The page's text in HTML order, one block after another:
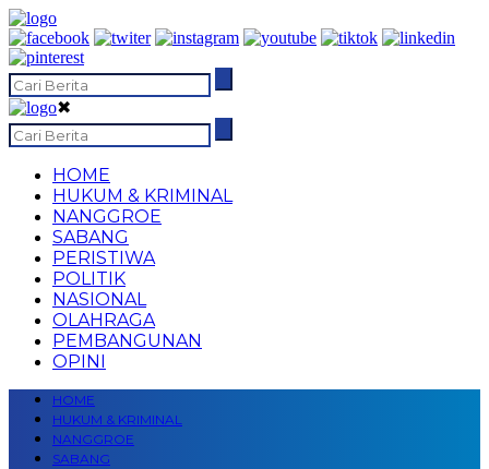
✖
HOME
HUKUM & KRIMINAL
NANGGROE
SABANG
PERISTIWA
POLITIK
NASIONAL
OLAHRAGA
PEMBANGUNAN
OPINI
HOME
HUKUM & KRIMINAL
NANGGROE
SABANG